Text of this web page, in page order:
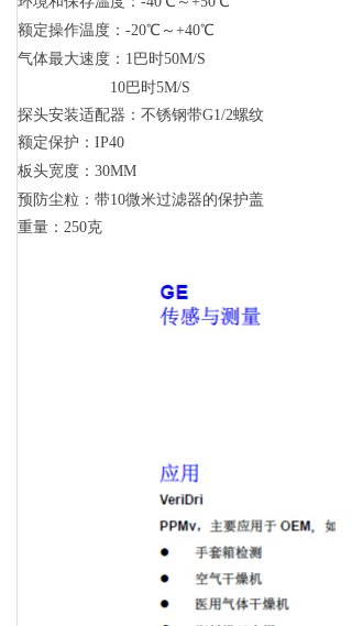
额定操作温度 ： -20℃ ～ +40℃
气体最大速度 ： 1 巴时50M/S
10巴时5M/S
探头安装适配器 ： 不锈钢带G1/2螺纹
额定保护 ： IP40
板头宽度 ： 30MM
预防尘粒 ： 带10微米过滤器的保护盖
重量 ： 250克